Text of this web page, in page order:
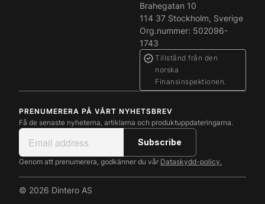
Brahegatan 10
114 37 Stockholm, Sverige
Org.nummer: 502096-
1743
Tillstånd från den
norska
Finansinspektionen.
PRENUMERERA PÅ VÅRT NYHETSBREV
Få de senaste nyheterna, artiklarna och produktuppdateringarna.
Genom att prenumerera, godkänner du vår Dataskydd-policy.
© 2026 Dintero AS